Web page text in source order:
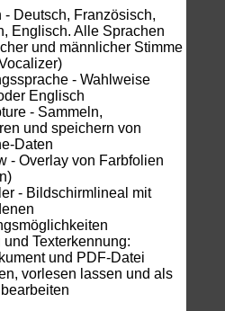
- Deutsch, Französisch,
Englisch. Alle Sprachen
und männlicher Stimme
- Wahlweise
Englisch
- Sammeln,
und speichern von
Daten
- Overlay von Farbfolien
- Bildschirmlineal mit
Texterkennung:
und PDF-Datei
vorlesen lassen und als